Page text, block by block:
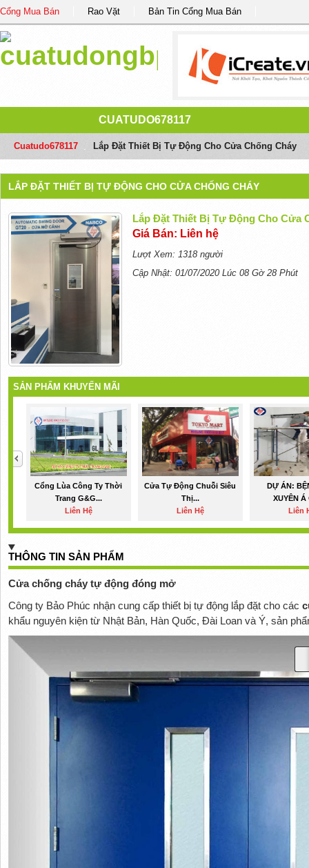
Cổng Mua Bán Rao Vặt Bản Tin Cổng Mua Bán
CUATUDO678117
Cuatudo678117 Lắp Đặt Thiết Bị Tự Động Cho Cửa Chống Cháy
LẮP ĐẶT THIẾT BỊ TỰ ĐỘNG CHO CỬA CHỐNG CHÁY
Lắp Đặt Thiết Bị Tự Động Cho Cửa
Giá Bán: Liên hệ
Lượt Xem: 1318 người
Cập Nhật: 01/07/2020 Lúc 08 Gờ 28 Phút
SẢN PHẨM KHUYẾN MÃI
Cổng Lùa Công Ty Thời
Trang G&G...
Liên Hệ
Cửa Tự Động Chuỗi Siêu
Thị...
Liên Hệ
DỰ ÁN:
XUYÊN Á
Liên
THÔNG TIN SẢN PHẨM
Cửa chống cháy tự động đóng mở
Công ty Bảo Phúc nhận cung cấp thiết bị tự động lắp đặt cho các
khẩu nguyên kiện từ Nhật Bản, Hàn Quốc, Đài Loan và Ý, sản